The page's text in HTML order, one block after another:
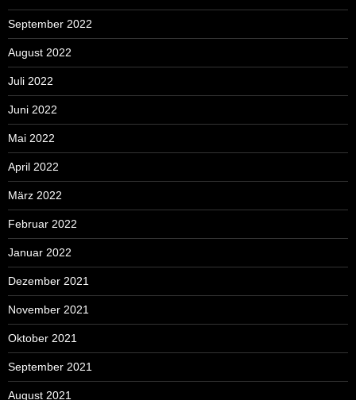
September 2022
August 2022
Juli 2022
Juni 2022
Mai 2022
April 2022
März 2022
Februar 2022
Januar 2022
Dezember 2021
November 2021
Oktober 2021
September 2021
August 2021